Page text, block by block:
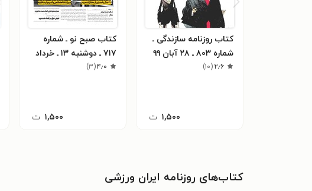
کتاب روزنامه سازندگی ـ
شماره ۸۰۳ ـ ۲۸ آبان ۹۹
۲٫۶(۱۰)
۱,۵۰۰ ت
کتاب صبح نو ـ شماره
۷۱۷ ـ دوشنبه ۱۳ ـ خرداد
۹۸ ۴٫۰(۳)
۱,۵۰۰ ت
کتاب‌های روزنامه ایران ورزشی